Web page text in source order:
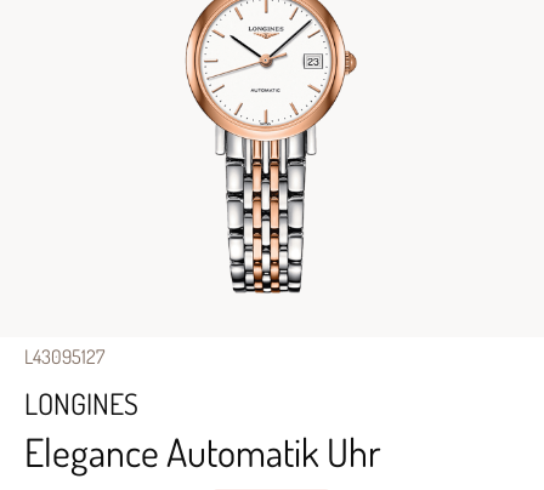
L43095127
LONGINES
Elegance Automatik Uhr